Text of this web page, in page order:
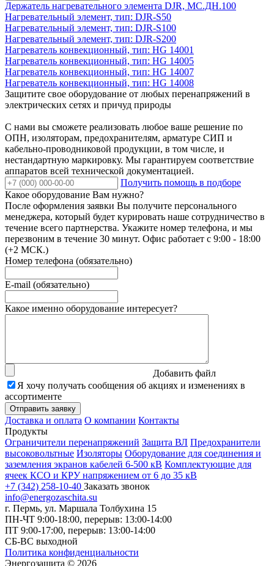
Держатель нагревательного элемента DJR, МС.ДН.100
Нагревательный элемент, тип: DJR-S50
Нагревательный элемент, тип: DJR-S100
Нагревательный элемент, тип: DJR-S200
Нагреватель конвекционный, тип: HG 14001
Нагреватель конвекционный, тип: HG 14005
Нагреватель конвекционный, тип: HG 14007
Нагреватель конвекционный, тип: HG 14008
Защитите свое оборудование от любых перенапряжений в
электрических сетях и причуд природы
С нами вы сможете реализовать любое ваше решение по
ОПН, изоляторам, предохранителям, арматуре СИП и
кабельно-проводниковой продукции, в том числе, и
нестандартную маркировку. Мы гарантируем соответствие
аппаратов всей технической документацией.
Получить помощь в подборе
Какое оборудование Вам нужно?
После оформления заявки Вы получите персонального
менеджера, который будет курировать наше сотрудничество в
течение всего партнерства. Укажите номер телефона, и мы
перезвоним в течение 30 минут. Офис работает с 9:00 - 18:00
(+2 МСК.)
Номер телефона (обязательно)
E-mail (обязательно)
Какое именно оборудование интересует?
Добавить файл
Я хочу получать сообщения об акциях и изменениях в
ассортименте
Доставка и оплата О компании Контакты
Продукты
Ограничители перенапряжений Защита ВЛ Предохранители
высоковольтные Изоляторы Оборудование для соединения и
заземления экранов кабелей 6-500 кВ Комплектующие для
ячеек КСО и КРУ напряжением от 6 до 35 кВ
+7 (342) 258-10-40 Заказать звонок
info@energozaschita.su
г. Пермь, ул. Маршала Толбухина 15
ПН-ЧТ 9:00-18:00, перерыв: 13:00-14:00
ПТ 9:00-17:00, перерыв: 13:00-14:00
СБ-ВС выходной
Политика конфиденциальности
Энергозащита © 2026